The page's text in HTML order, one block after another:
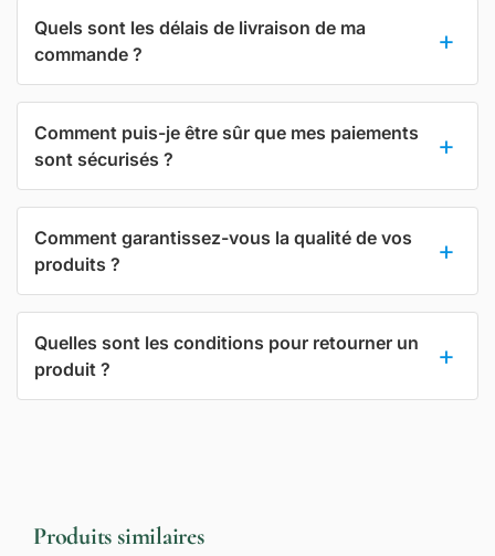
Quels sont les délais de livraison de ma
commande ?
Comment puis-je être sûr que mes paiements
sont sécurisés ?
Comment garantissez-vous la qualité de vos
produits ?
Quelles sont les conditions pour retourner un
produit ?
Produits similaires